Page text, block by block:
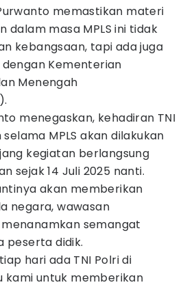
memastikan materi
dalam masa MPLS ini tidak
kebangsaan, tapi ada juga
Kementerian
Menengah
menegaskan, kehadiran TNI
MPLS akan dilakukan
kegiatan berlangsung
sejak 14 Juli 2025 nanti.
akan memberikan
negara, wawasan
semangat
peserta didik.
hari ada TNI Polri di
kami untuk memberikan